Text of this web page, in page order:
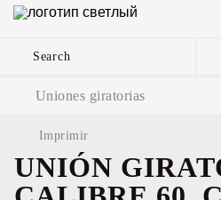
Search
componentes
Uniones giratorias
Imprimir
UNIÓN